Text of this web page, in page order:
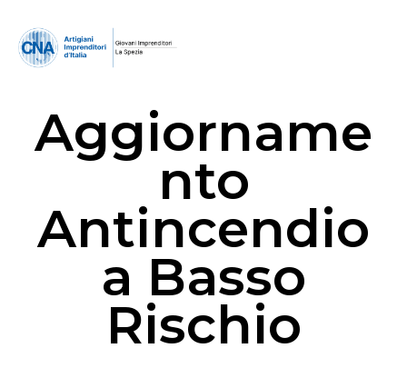
Aggiorname
nto
Antincendio
a Basso
Rischio